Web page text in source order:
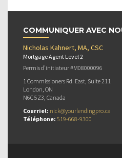
COMMUNIQUER AVEC
Nicholas Kahnert, MA, CSC
Mortgage Agent Level 2
Permis d’initiateur #M08000096
1 Commissioners Rd. East, Suite 211
London, ON
N6C 5Z3, Canada
Courriel: nick@yourlendingpro.ca
Téléphone: 519-668-9300